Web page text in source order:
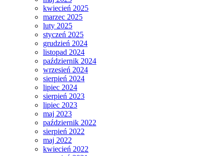
kwiecień 2025
marzec 2025
luty 2025
styczeń 2025
grudzień 2024
listopad 2024
październik 2024
wrzesień 2024
sierpień 2024
lipiec 2024
sierpień 2023
lipiec 2023
maj 2023
październik 2022
sierpień 2022
maj 2022
kwiecień 2022